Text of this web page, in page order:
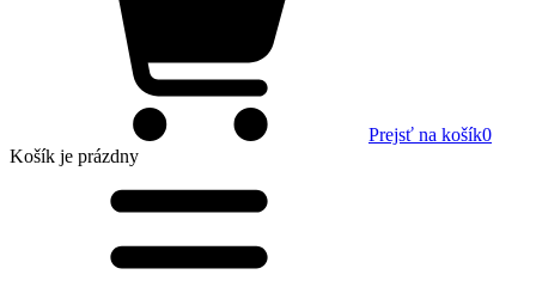
Prejsť na košík0
Košík je prázdny